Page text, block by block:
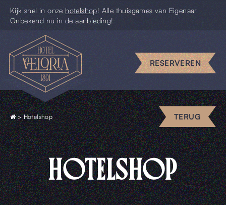
Kijk snel in onze hotelshop! Alle thuisgames van Eigenaar
Onbekend nu in de aanbieding!
RESERVEREN
Escape
rooms
Uniek
vergaderen
Piccolo
Pim
Uit
&
Thuis
>Hotelshop TERUG
HOTELSHOP